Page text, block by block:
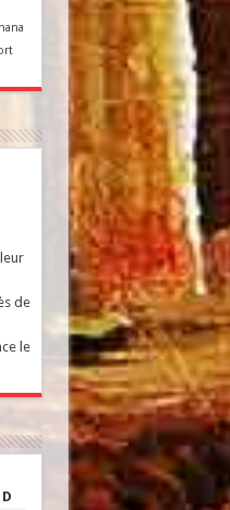
de
le
D